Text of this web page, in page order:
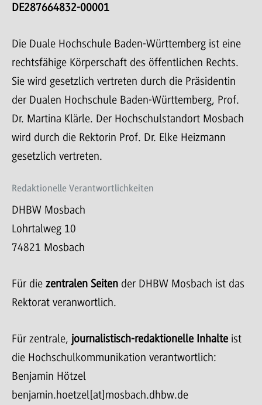
DE287664832-00001
Die Duale Hochschule Baden-Württemberg ist eine
rechtsfähige Körperschaft des öffentlichen Rechts.
Sie wird gesetzlich vertreten durch die Präsidentin
der Dualen Hochschule Baden-Württemberg, Prof.
Dr. Martina Klärle. Der Hochschulstandort Mosbach
wird durch die Rektorin Prof. Dr. Elke Heizmann
gesetzlich vertreten.
Redaktionelle Verantwortlichkeiten
DHBW Mosbach
Lohrtalweg 10
74821 Mosbach
Für die zentralen Seiten der DHBW Mosbach ist das
Rektorat veranwortlich.
Für zentrale, journalistisch-redaktionelle Inhalte ist
die Hochschulkommunikation verantwortlich:
Benjamin Hötzel
benjamin.hoetzel[at]mosbach.dhbw.de